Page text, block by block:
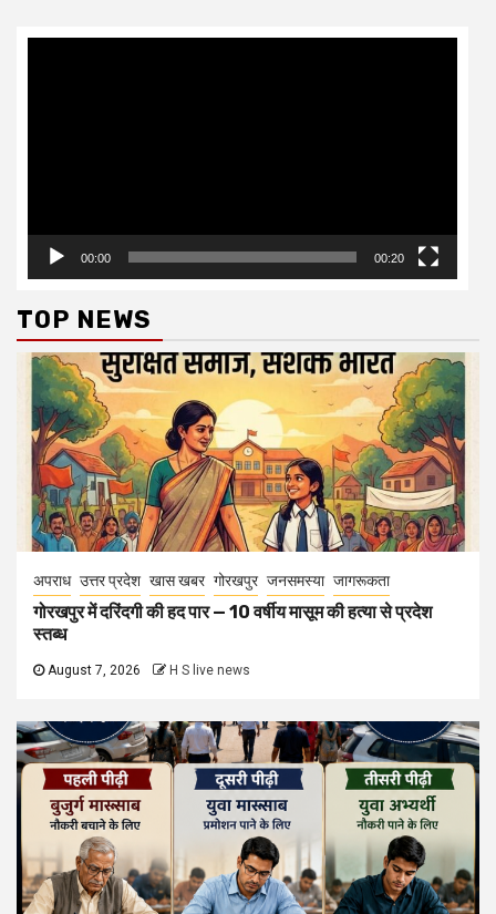
00:00 00:20
TOP NEWS
अपराध उत्तर प्रदेश खास खबर गोरखपुर जनसमस्या जागरूकता
गोरखपुर में दरिंदगी की हद पार — 10 वर्षीय मासूम की हत्या से प्रदेश
स्तब्ध
August 7, 2026 H S live news